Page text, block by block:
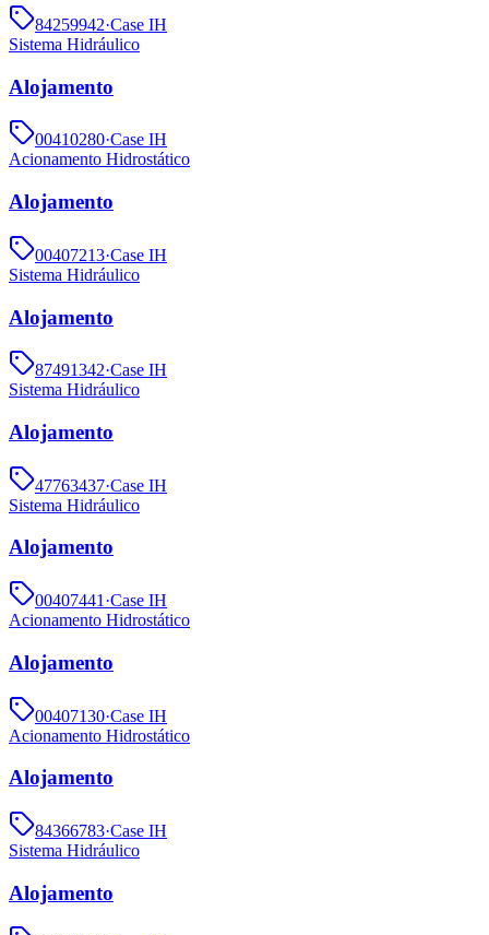
84259942·Case IH
Sistema Hidráulico
Alojamento
00410280·Case IH
Acionamento Hidrostático
Alojamento
00407213·Case IH
Sistema Hidráulico
Alojamento
87491342·Case IH
Sistema Hidráulico
Alojamento
47763437·Case IH
Sistema Hidráulico
Alojamento
00407441 ·Case IH
Acionamento Hidrostático
Alojamento
00407130·Case IH
Acionamento Hidrostático
Alojamento
84366783·Case IH
Sistema Hidráulico
Alojamento